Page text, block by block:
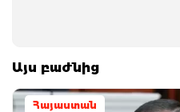
Այս բաժնից
Հայաստան